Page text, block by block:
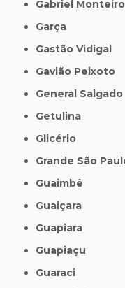
Gabriel Monteiro
Garça
Gastão Vidigal
Gavião Peixoto
General Salgado
Getulina
Glicério
Grande São
Guaimbê
Guaiçara
Guapiara
Guapiaçu
Guaraci